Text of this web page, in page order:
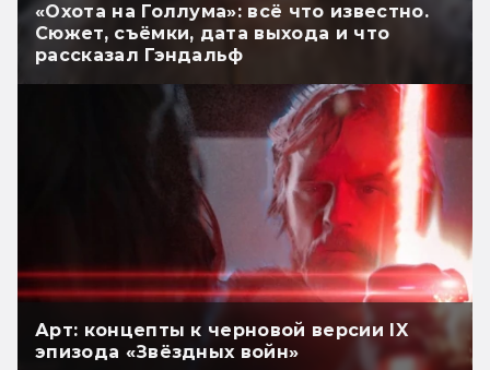
«Охота на Голлума»: всё что известно.
Сюжет, съёмки, дата выхода и что
рассказал Гэндальф
Арт: концепты к черновой версии IX
эпизода «Звёздных войн»